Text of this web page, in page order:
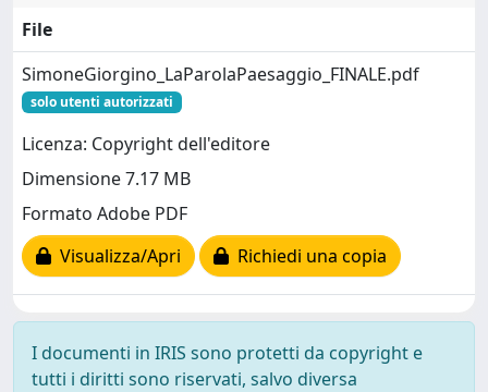
File
SimoneGiorgino_LaParolaPaesaggio_FINALE.pdf
solo utenti autorizzati
Licenza: Copyright dell'editore
Dimensione 7.17 MB
Formato Adobe PDF
Visualizza/Apri
Richiedi una copia
I documenti in IRIS sono protetti da copyright e
tutti i diritti sono riservati, salvo diversa